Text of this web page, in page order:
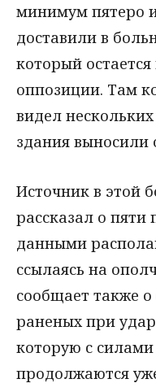
минимум пятеро
доставили в
который
оппозиции. Там
видел
здания выносили
Источник в этой
рассказал о
данными
ссылаясь на
сообщает также
раненых при
которую с
продолжаются